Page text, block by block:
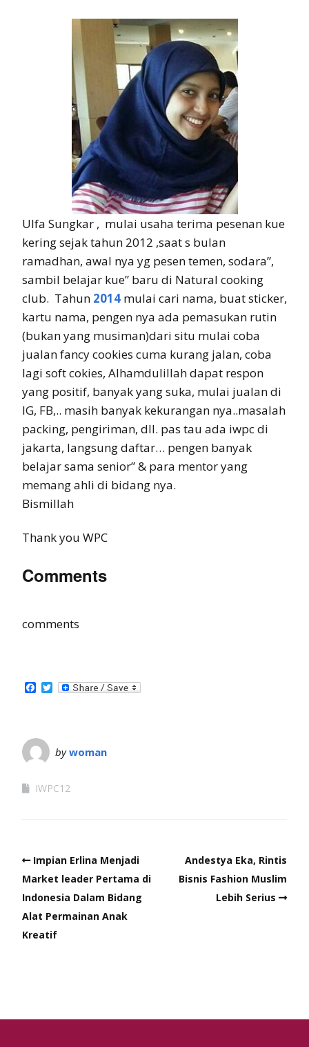
Ulfa Sungkar , mulai usaha terima pesenan kue
kering sejak tahun 2012 ,saat s bulan
ramadhan, awal nya yg pesen temen, sodara”,
sambil belajar kue” baru di Natural cooking
club. Tahun 2014 mulai cari nama, buat sticker,
kartu nama, pengen nya ada pemasukan rutin
(bukan yang musiman)dari situ mulai coba
jualan fancy cookies cuma kurang jalan, coba
lagi soft cokies, Alhamdulillah dapat respon
yang positif, banyak yang suka, mulai jualan di
IG, FB,.. masih banyak kekurangan nya..masalah
packing, pengiriman, dll. pas tau ada iwpc di
jakarta, langsung daftar… pengen banyak
belajar sama senior” & para mentor yang
memang ahli di bidang nya.
Bismillah
Thank you WPC
Comments
comments
Facebook
Twitter
bywoman
IWPC12
Impian Erlina Menjadi
Market leader Pertama di
Indonesia Dalam Bidang
Alat Permainan Anak
Kreatif
Andestya Eka, Rintis
Bisnis Fashion Muslim
Lebih Serius